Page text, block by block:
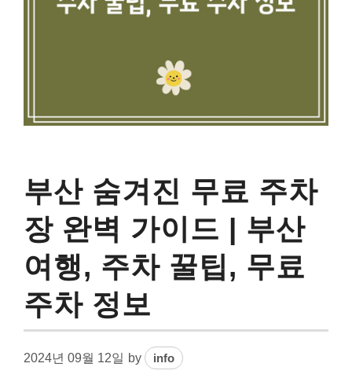
부산 숨겨진 무료 주차
장 완벽 가이드 | 부산
여행, 주차 꿀팁, 무료
주차 정보
2024년 09월 12일 by info